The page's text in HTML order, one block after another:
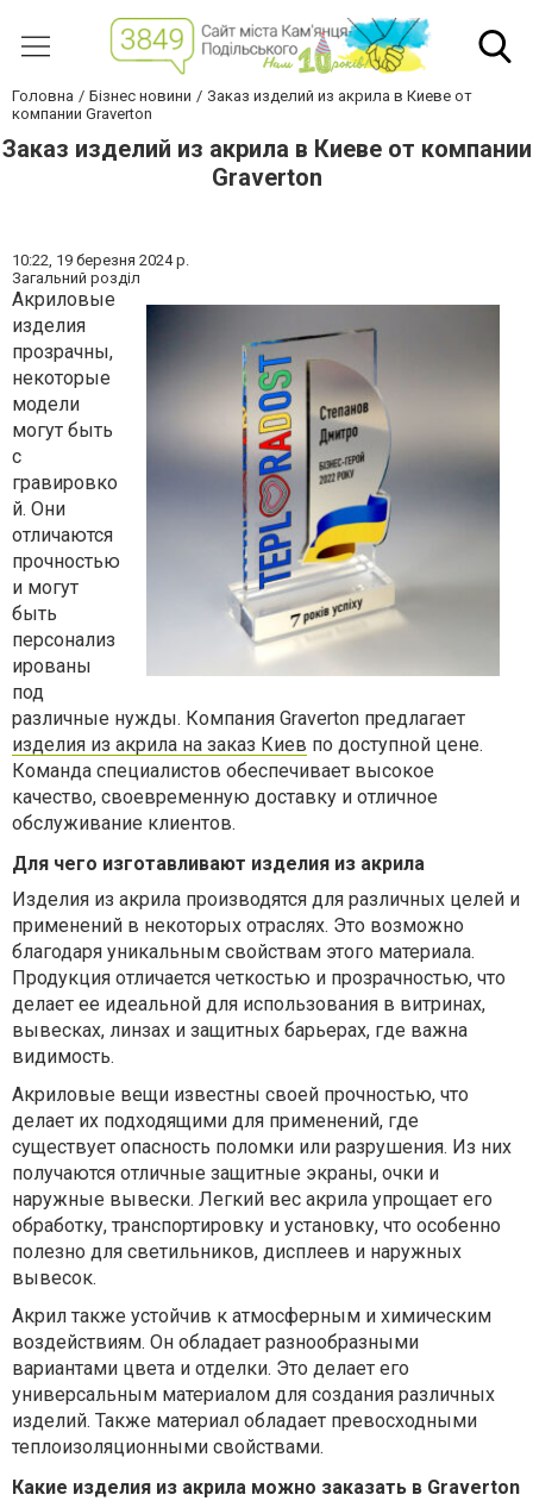
Головна Бізнес новини
Заказ изделий из акрила в Киеве от
компании Graverton
Заказ изделий из акрила в Киеве от компании
Graverton
10:22, 19 березня 2024 р.
Загальний розділ
Акриловые
изделия
прозрачны,
некоторые
модели
могут быть
с
гравировко
й. Они
отличаются
прочностью
и могут
быть
персонализ
ированы
под
различные нужды. Компания Graverton предлагает
изделия из акрила на заказ Киев по доступной цене.
Команда специалистов обеспечивает высокое
качество, своевременную доставку и отличное
обслуживание клиентов.
Для чего изготавливают изделия из акрила
Изделия из акрила производятся для различных целей и
применений в некоторых отраслях. Это возможно
благодаря уникальным свойствам этого материала.
Продукция отличается четкостью и прозрачностью, что
делает ее идеальной для использования в витринах,
вывесках, линзах и защитных барьерах, где важна
видимость.
Акриловые вещи известны своей прочностью, что
делает их подходящими для применений, где
существует опасность поломки или разрушения. Из них
получаются отличные защитные экраны, очки и
наружные вывески. Легкий вес акрила упрощает его
обработку, транспортировку и установку, что особенно
полезно для светильников, дисплеев и наружных
вывесок.
Акрил также устойчив к атмосферным и химическим
воздействиям. Он обладает разнообразными
вариантами цвета и отделки. Это делает его
универсальным материалом для создания различных
изделий. Также материал обладает превосходными
теплоизоляционными свойствами.
Какие изделия из акрила можно заказать в Graverton